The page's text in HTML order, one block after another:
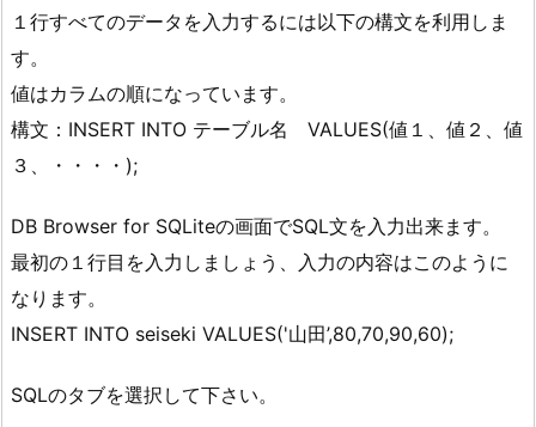
１行すべてのデータを入力するには以下の構文を利用しま
す。
値はカラムの順になっています。
構文：INSERT INTO テーブル名 VALUES(値１、値２、値
３、・・・・);
DB Browser for SQLiteの画面でSQL文を入力出来ます。
最初の１行目を入力しましょう、入力の内容はこのように
なります。
INSERT INTO seiseki VALUES('山田’,80,70,90,60);
SQLのタブを選択して下さい。